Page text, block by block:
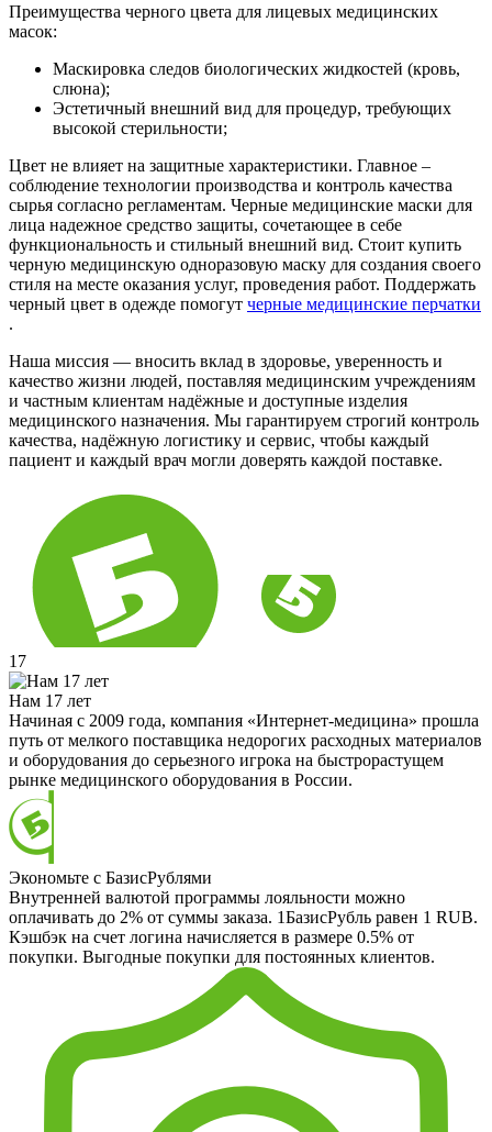
Преимущества черного цвета для лицевых медицинских
масок:
Маскировка следов биологических жидкостей (кровь,
слюна);
Эстетичный внешний вид для процедур, требующих
высокой стерильности;
Цвет не влияет на защитные характеристики. Главное –
соблюдение технологии производства и контроль качества
сырья согласно регламентам. Черные медицинские маски для
лица надежное средство защиты, сочетающее в себе
функциональность и стильный внешний вид. Стоит купить
черную медицинскую одноразовую маску для создания своего
стиля на месте оказания услуг, проведения работ. Поддержать
черный цвет в одежде помогут черные медицинские перчатки
.
Наша миссия — вносить вклад в здоровье, уверенность и
качество жизни людей, поставляя медицинским учреждениям
и частным клиентам надёжные и доступные изделия
медицинского назначения. Мы гарантируем строгий контроль
качества, надёжную логистику и сервис, чтобы каждый
пациент и каждый врач могли доверять каждой поставке.
17
Нам 17 лет
Начиная с 2009 года, компания «Интернет-медицина» прошла
путь от мелкого поставщика недорогих расходных материалов
и оборудования до серьезного игрока на быстрорастущем
рынке медицинского оборудования в России.
Экономьте с БазисРублями
Внутренней валютой программы лояльности можно
оплачивать до 2% от суммы заказа. 1БазисРубль равен 1 RUB.
Кэшбэк на счет логина начисляется в размере 0.5% от
покупки. Выгодные покупки для постоянных клиентов.